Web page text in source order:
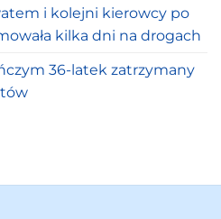
i kolejni kierowcy po
kilka dni na drogach
36-latek zatrzymany